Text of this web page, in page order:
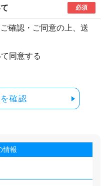
必須
ご確認・ご同意の上、送
同意する
確認
情報